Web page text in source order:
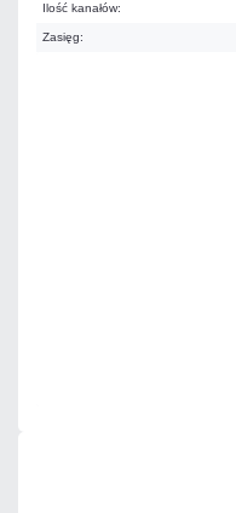
Ilość kanałów:
Zasięg: